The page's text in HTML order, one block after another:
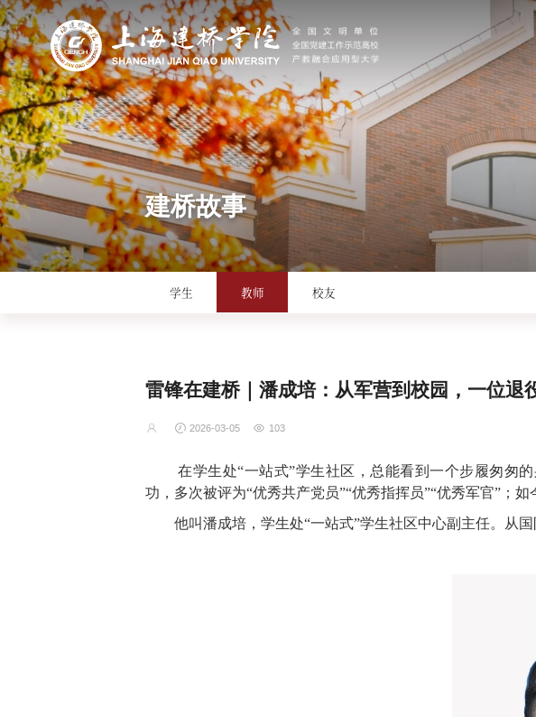
建桥故事
学生 教师 校友
雷锋在建桥｜潘成培：从军营到校园，一位退
2026-03-05 103
在学生处“一站式”学生社区，总能看到一个步履匆匆
功，多次被评为“优秀共产党员”“优秀指挥员”“优秀军官”；
他叫潘成培，学生处“一站式”学生社区中心副主任。从